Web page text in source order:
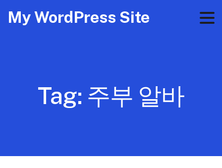
My WordPress Site
Tag: 주부 알바